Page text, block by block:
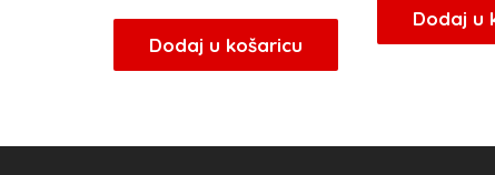
bila
je:
je:
24,65 KM.
Dodaj u košaricu
Dodaj u